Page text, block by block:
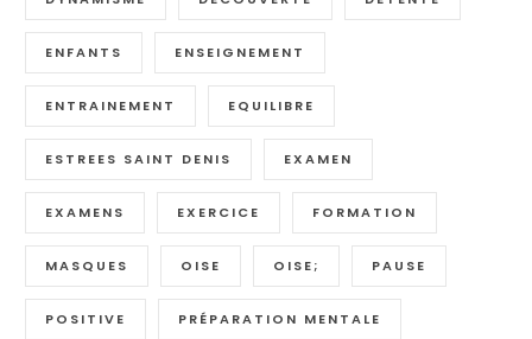
ENFANTS ENSEIGNEMENT
ENTRAINEMENT EQUILIBRE
ESTREES SAINT DENIS EXAMEN
EXAMENS EXERCICE FORMATION
MASQUES OISE OISE; PAUSE
POSITIVE PRÉPARATION MENTALE